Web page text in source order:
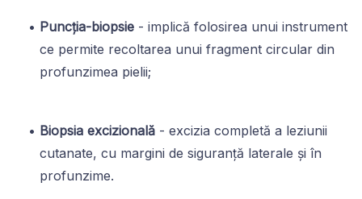
Puncția-biopsie - implică folosirea unui instrument
ce permite recoltarea unui fragment circular din
profunzimea pielii;
Biopsia excizională - excizia completă a leziunii
cutanate, cu margini de siguranță laterale și în
profunzime.